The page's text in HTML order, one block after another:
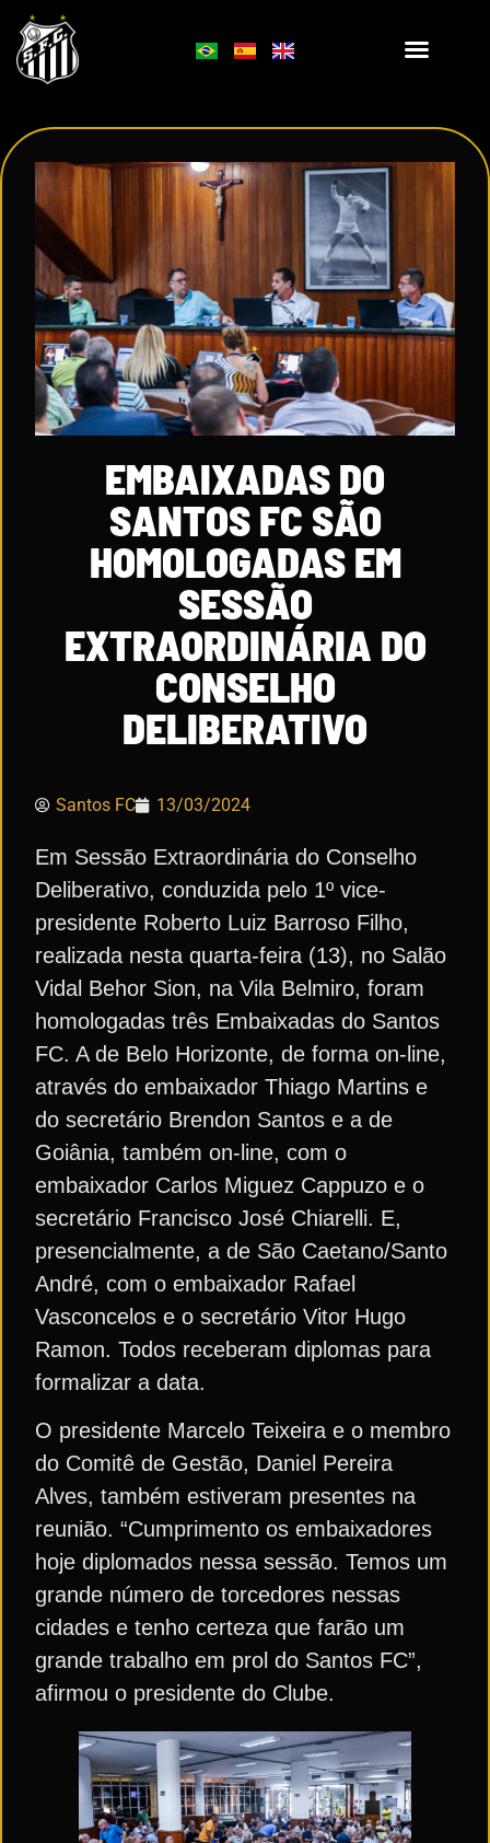
EMBAIXADAS DO
SANTOS FC SÃO
HOMOLOGADAS EM
SESSÃO
EXTRAORDINÁRIA DO
CONSELHO
DELIBERATIVO
Santos FC 13/03/2024
Em Sessão Extraordinária do Conselho
Deliberativo, conduzida pelo 1º vice-
presidente Roberto Luiz Barroso Filho,
realizada nesta quarta-feira (13), no Salão
Vidal Behor Sion, na Vila Belmiro, foram
homologadas três Embaixadas do Santos
FC. A de Belo Horizonte, de forma on-line,
através do embaixador Thiago Martins e
do secretário Brendon Santos e a de
Goiânia, também on-line, com o
embaixador Carlos Miguez Cappuzo e o
secretário Francisco José Chiarelli. E,
presencialmente, a de São Caetano/Santo
André, com o embaixador Rafael
Vasconcelos e o secretário Vitor Hugo
Ramon. Todos receberam diplomas para
formalizar a data.
O presidente Marcelo Teixeira e o membro
do Comitê de Gestão, Daniel Pereira
Alves, também estiveram presentes na
reunião. “Cumprimento os embaixadores
hoje diplomados nessa sessão. Temos um
grande número de torcedores nessas
cidades e tenho certeza que farão um
grande trabalho em prol do Santos FC”,
afirmou o presidente do Clube.